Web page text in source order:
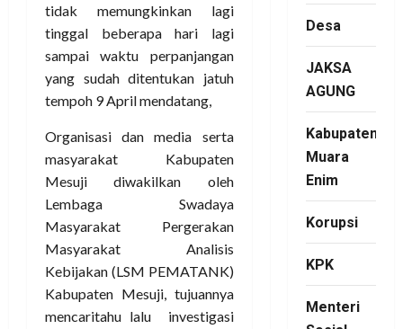
tidak memungkinkan lagi
tinggal beberapa hari lagi
sampai waktu perpanjangan
yang sudah ditentukan jatuh
tempoh 9 April mendatang,
Organisasi dan media serta
masyarakat Kabupaten
Mesuji diwakilkan oleh
Lembaga Swadaya
Masyarakat Pergerakan
Masyarakat Analisis
Kebijakan (LSM PEMATANK)
Kabupaten Mesuji, tujuannya
mencaritahu lalu investigasi
Desa
JAKSA
AGUNG
Kabupaten
Muara
Enim
Korupsi
KPK
Menteri